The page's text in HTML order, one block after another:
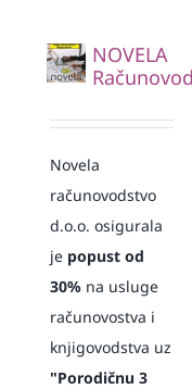
NOVELA
Novela
računovodstvo
d.o.o. osigurala
je popust od
30%na usluge
računovostva i
knjigovodstva uz
"Porodičnu 3